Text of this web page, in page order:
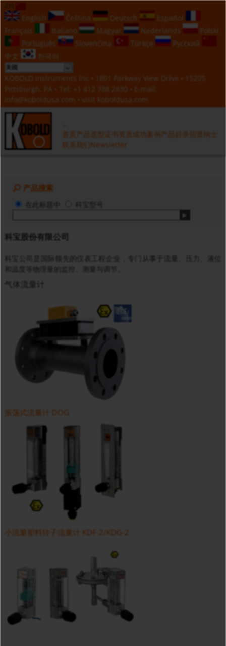
English
Čeština Deutsch
Español
Français
Italiano Magyar Nederlands
Polski
Português
Slovenčina Türkçe
Русский
中文
한국의
KOBOLD Instruments Inc • 1801 Parkway View Drive • 15205
Pittsburgh, PA • Tel:
+1 412 788 2830 • E-mail:
info@koboldusa.com • visit koboldusa.com
首页 产品选型 证书资质 成功案例 产品目录 招贤纳士
联系我们 Newsletter
产品搜索
在此标题中 科宝型号
科宝股份有限公司
科宝公司是国际领先的仪表工程企业，专门从事于流量、压力、液位
和温度等物理量的监控、测量与调节。
气体流量计
振荡式流量计 DOG
小流量塑料转子流量计 KDF-2/KDG-2